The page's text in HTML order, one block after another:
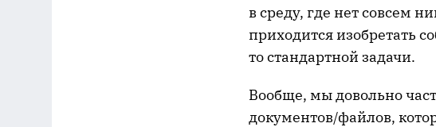
в среду, где нет совсем
приходится изобретать
то стандартной задачи.
Вообще, мы довольно
документов/файлов,